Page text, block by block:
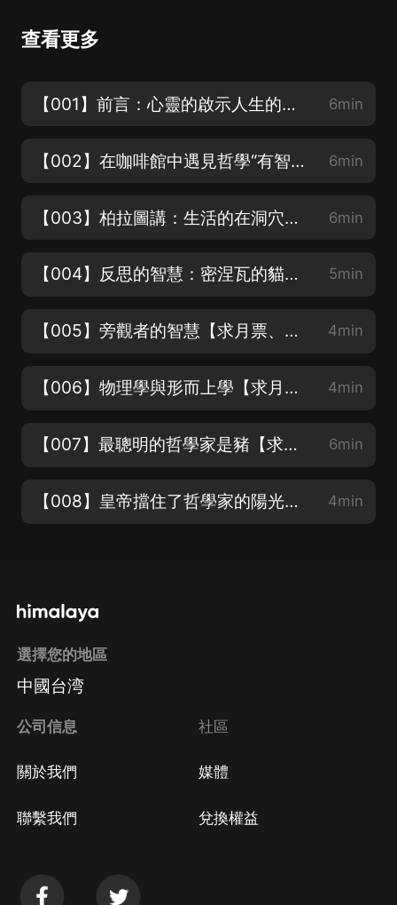
查看更多
【001】前言：心靈的啟示人生的智慧【歡迎訂閱、點讚、收藏、分享哦】 6min
【002】在咖啡館中遇見哲學“有智慧”還是“愛智慧”【求月票、點讚、收藏、分享哦】 6min
【003】柏拉圖講：生活的在洞穴里的人和走出洞穴的囚徒【求月票、求點讚、求分享哦】 6min
【004】反思的智慧：密涅瓦的貓頭鷹【求月票、求點讚收藏、求分享哦】 5min
【005】旁觀者的智慧【求月票、求點讚收藏、求分享哦】 4min
【006】物理學與形而上學【求月票、求點讚、求收藏分享哦】 4min
【007】最聰明的哲學家是豬【求點讚、收藏、月票哦】 6min
【008】皇帝擋住了哲學家的陽光【求月票、求點讚、求分享哦】 4min
選擇您的地區
中國台湾
公司信息
關於我們
聯繫我們
社區
媒體
兌換權益